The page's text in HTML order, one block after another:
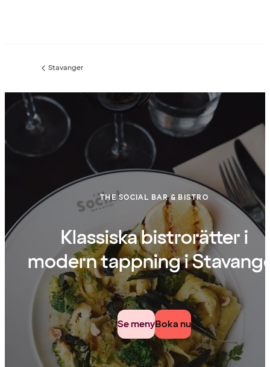
Föregående
Stavanger
THE SOCIAL BAR & BISTRO
Klassiska bistrorätter i
modern tappning i
Se menyBoka nu